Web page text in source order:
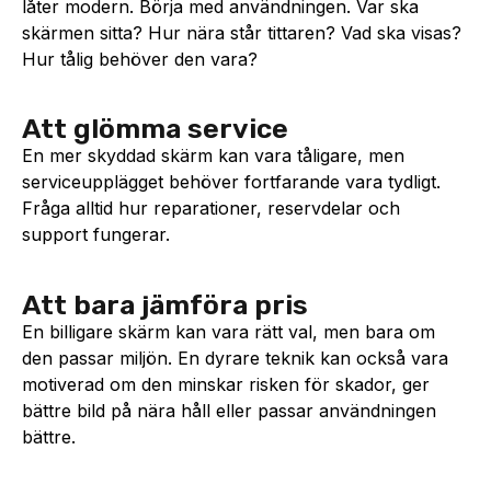
låter modern. Börja med användningen. Var ska
skärmen sitta? Hur nära står tittaren? Vad ska visas?
Hur tålig behöver den vara?
Att glömma service
En mer skyddad skärm kan vara tåligare, men
serviceupplägget behöver fortfarande vara tydligt.
Fråga alltid hur reparationer, reservdelar och
support fungerar.
Att bara jämföra pris
En billigare skärm kan vara rätt val, men bara om
den passar miljön. En dyrare teknik kan också vara
motiverad om den minskar risken för skador, ger
bättre bild på nära håll eller passar användningen
bättre.